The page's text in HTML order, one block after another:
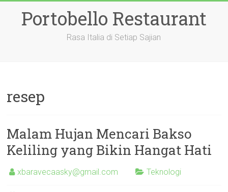
contentPortobello Restaurant
Rasa Italia di Setiap Sajian
resep
Malam Hujan Mencari Bakso
Keliling yang Bikin Hangat Hati
xbaravecaasky@gmail.com Teknologi